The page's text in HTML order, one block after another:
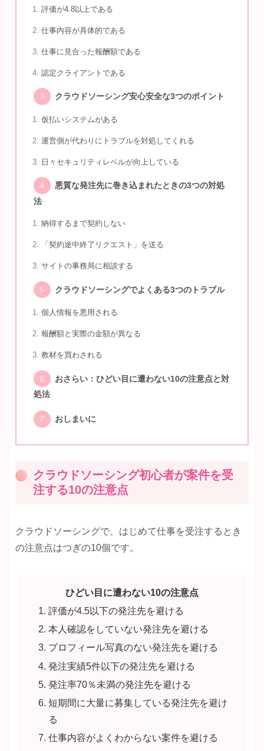
評価が4.8以上である
仕事内容が具体的である
仕事に見合った報酬額である
認定クライアントである
クラウドソーシング安心安全な3つのポイント
仮払いシステムがある
運営側が代わりにトラブルを対処してくれる
日々セキュリティレベルが向上している
悪質な発注先に巻き込まれたときの3つの対処
法
納得するまで契約しない
「契約途中終了リクエスト」を送る
サイトの事務局に相談する
クラウドソーシングでよくある3つのトラブル
個人情報を悪用される
報酬額と実際の金額が異なる
教材を買わされる
おさらい：ひどい目に遭わない10の注意点と対
処法
おしまいに
クラウドソーシング初心者が案件を受
注する10の注意点
クラウドソーシングで、はじめて仕事を受注するとき
の注意点はつぎの10個です。
ひどい目に遭わない10の注意点
評価が4.5以下の発注先を避ける
本人確認をしていない発注先を避ける
プロフィール写真のない発注先を避ける
発注実績5件以下の発注先を避ける
発注率70％未満の発注先を避ける
短期間に大量に募集している発注先を避け
る
仕事内容がよくわからない案件を避ける